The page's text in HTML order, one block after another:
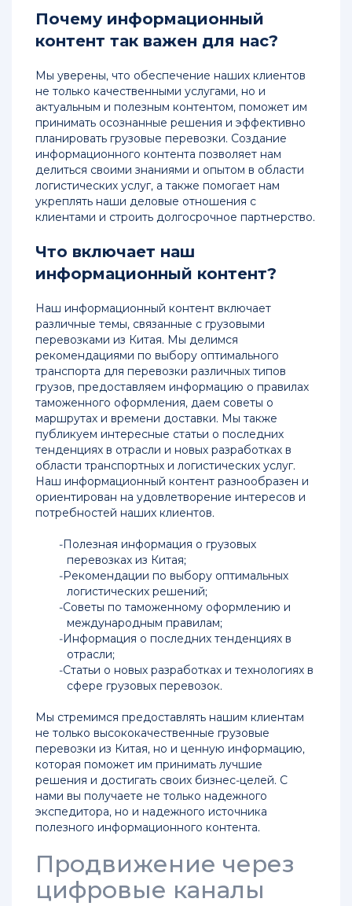
Россию
доставка
грузов
из
Китая
Доставка
и
перевозка
грузов
из
в
Хабаровск
Контейнерные
перевозки
из
Китая
в
Новороссийск
Перевозка
контейнерная
из
Китая
в
Москву
контейнерные
перевозки
грузов
Китая
Контейнерные
перевозки
грузов
Китая
Авиаперевозки
в
Москву
с
растаможкой
Китая
в
Почему информационный
контент так важен для нас?
Мы уверены, что обеспечение наших клиентов
не только качественными услугами, но и
актуальным и полезным контентом, поможет им
принимать осознанные решения и эффективно
планировать грузовые перевозки. Создание
информационного контента позволяет нам
делиться своими знаниями и опытом в области
логистических услуг, а также помогает нам
укреплять наши деловые отношения с
клиентами и строить долгосрочное партнерство.
Что включает наш
информационный контент?
Наш информационный контент включает
различные темы, связанные с грузовыми
перевозками из Китая. Мы делимся
рекомендациями по выбору оптимального
транспорта для перевозки различных типов
грузов, предоставляем информацию о правилах
таможенного оформления, даем советы о
маршрутах и времени доставки. Мы также
публикуем интересные статьи о последних
тенденциях в отрасли и новых разработках в
области транспортных и логистических услуг.
Наш информационный контент разнообразен и
ориентирован на удовлетворение интересов и
потребностей наших клиентов.
Полезная информация о грузовых
перевозках из Китая;
Рекомендации по выбору оптимальных
логистических решений;
Советы по таможенному оформлению и
международным правилам;
Информация о последних тенденциях в
отрасли;
Статьи о новых разработках и технологиях в
сфере грузовых перевозок.
Мы стремимся предоставлять нашим клиентам
не только высококачественные грузовые
перевозки из Китая, но и ценную информацию,
которая поможет им принимать лучшие
решения и достигать своих бизнес-целей. С
нами вы получаете не только надежного
экспедитора, но и надежного источника
полезного информационного контента.
Продвижение через
цифровые каналы